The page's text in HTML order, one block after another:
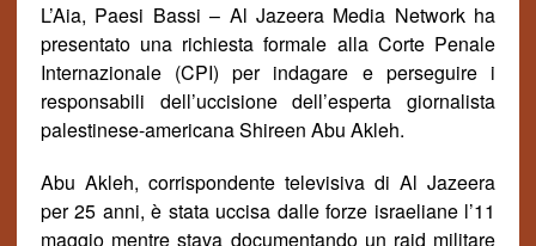
L’Aia, Paesi Bassi– Al Jazeera Media Network ha
presentato una richiesta formale alla Corte Penale
Internazionale (CPI) per indagare e perseguire i
responsabili dell’uccisione dell’esperta giornalista
palestinese-americana Shireen Abu Akleh.
Abu Akleh, corrispondente televisiva di Al Jazeera
per 25 anni, è stata uccisa dalle forze israeliane l’11
maggio mentre stava documentandoun raid militare